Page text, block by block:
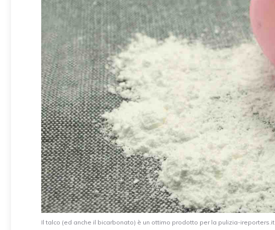
Il talco (ed anche il bicarbonato) è un ottimo prodotto per la pulizia-ireporters.it